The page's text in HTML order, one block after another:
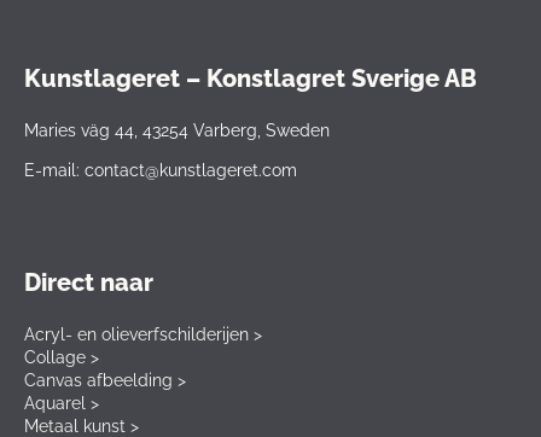
Kunstlageret – Konstlagret Sverige AB
Maries väg 44, 43254 Varberg, Sweden
E-mail: contact@kunstlageret.com
Direct naar
Acryl- en olieverfschilderijen >
Collage >
Canvas afbeelding >
Aquarel >
Metaal kunst >